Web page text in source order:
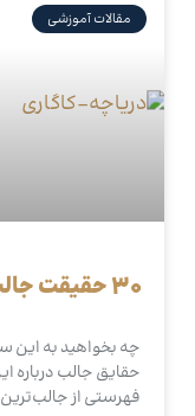
مقالات آموزشی
30 حقیقت جالب در مورد استرالیا
چه بخواهید به این
حقایق جالب درباره
فهرستی از جالب‌ترین